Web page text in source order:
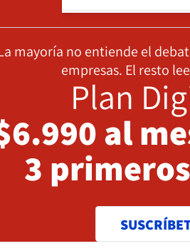
mayoría no entiende el
empresas. El resto
Plan
al
3